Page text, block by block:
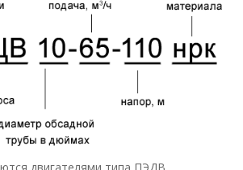
двигателями типа ПЭДВ